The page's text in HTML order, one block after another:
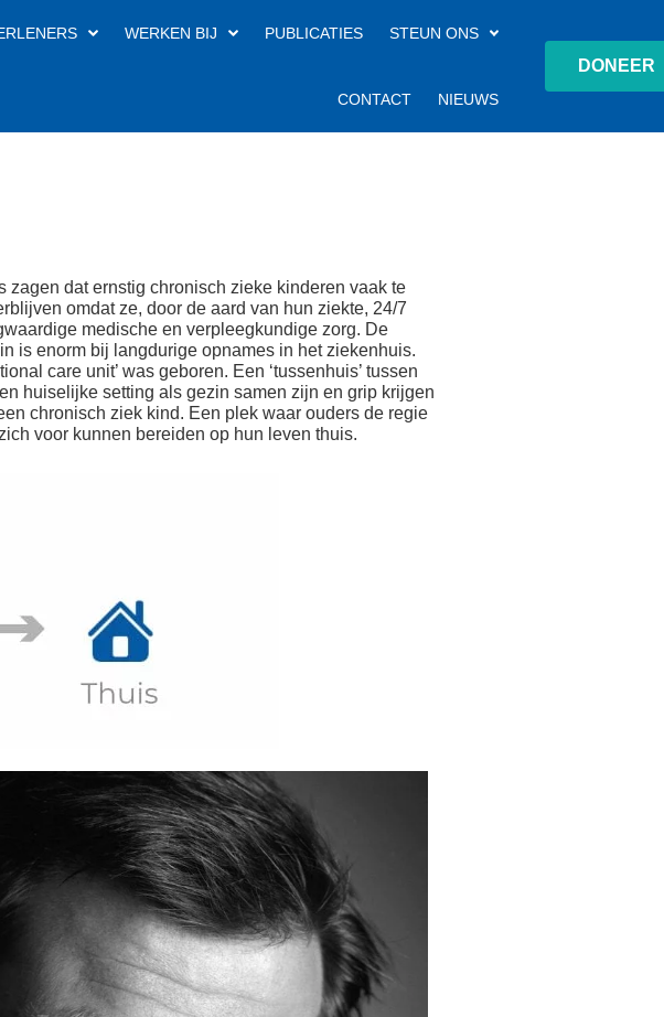
WERKEN BIJ PUBLICATIES STEUN ONS
CONTACT NIEUWS
DONEER
zagen dat ernstig chronisch zieke kinderen vaak te
omdat ze, door de aard van hun ziekte, 24/7
medische en verpleegkundige zorg. De
is enorm bij langdurige opnames in het ziekenhuis.
care unit’ was geboren. Een ‘tussenhuis’ tussen
huiselijke setting als gezin samen zijn en grip krijgen
chronisch ziek kind. Een plek waar ouders de regie
voor kunnen bereiden op hun leven thuis.